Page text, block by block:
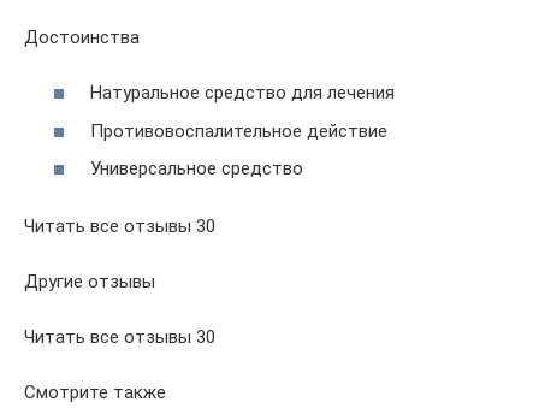
Достоинства
Натуральное средство для лечения
Противовоспалительное действие
Универсальное средство
Читать все отзывы 30
Другие отзывы
Читать все отзывы 30
Смотрите также